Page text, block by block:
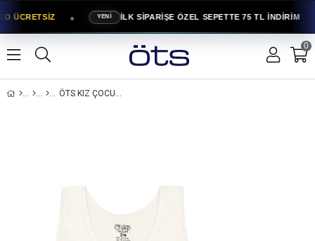
ÜCRETSİZ ● YENİ İLK SİPARİŞE ÖZEL SEPETTE 75 TL İNDİRİM
0
ÖTS KIZ ÇOCUK PAMUKLU ATLET EKRU KEDI KONFOR ODAKLI TASARIM (8675-EKR)